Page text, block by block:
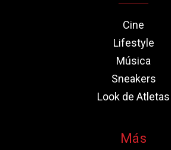
Cine
Lifestyle
Música
Sneakers
Look de Atletas
Más